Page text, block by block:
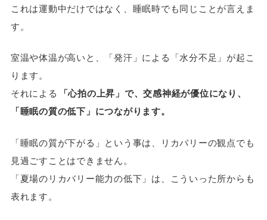
これは運動中だけではなく、睡眠時でも同じことが言えま
す。
室温や体温が高いと、「発汗」による「水分不足」が起こ
ります。
それによる
「心拍の上昇」で、交感神経が優位になり、
「睡眠の質の低下」につながります。
「睡眠の質が下がる」という事は、リカバリーの観点でも
見過ごすことはできません。
「夏場のリカバリー能力の低下」は、こういった所からも
表れます。